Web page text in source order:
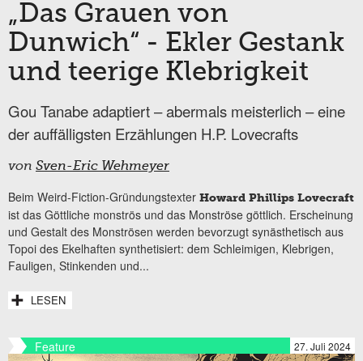
„Das Grauen von
Dunwich“ - Ekler Gestank
und teerige Klebrigkeit
Gou Tanabe adaptiert – abermals meisterlich – eine
der auffälligsten Erzählungen H.P. Lovecrafts
von Sven-Eric Wehmeyer
Beim Weird-Fiction-Gründungstexter Howard Phillips Lovecraft
ist das Göttliche monströs und das Monströse göttlich. Erscheinung
und Gestalt des Monströsen werden bevorzugt synästhetisch aus
Topoi des Ekelhaften synthetisiert: dem Schleimigen, Klebrigen,
Fauligen, Stinkenden und...
LESEN
Feature 27. Juli 2024